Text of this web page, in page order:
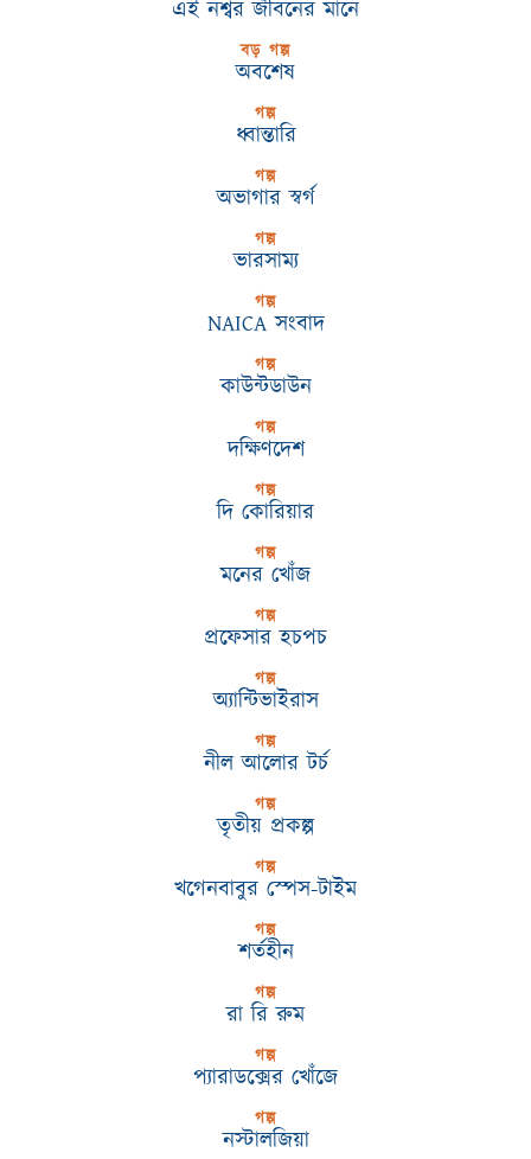
এই নশ্বর জীবনের মানে
বড় গল্প
অবশেষ
গল্প
ধ্বান্তারি
গল্প
অভাগার স্বর্গ
গল্প
ভারসাম্য
গল্প
NAICA সংবাদ
গল্প
কাউন্টডাউন
গল্প
দক্ষিণদেশ
গল্প
দি কোরিয়ার
গল্প
মনের খোঁজ
গল্প
প্রফেসার হচপচ
গল্প
অ্যান্টিভাইরাস
গল্প
নীল আলোর টর্চ
গল্প
তৃতীয় প্রকল্প
গল্প
খগেনবাবুর স্পেস-টাইম
গল্প
শর্তহীন
গল্প
রা রি রুম
গল্প
প্যারাডক্সের খোঁজে
গল্প
নস্টালজিয়া